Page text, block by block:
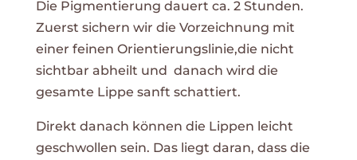
Die Pigmentierung dauert ca. 2 Stunden.
Zuerst sichern wir die Vorzeichnung mit
einer feinen Orientierungslinie,die nicht
sichtbar abheilt und danach wird die
gesamte Lippe sanft schattiert.
Direkt danach können die Lippen leicht
geschwollen sein. Das liegt daran, dass die